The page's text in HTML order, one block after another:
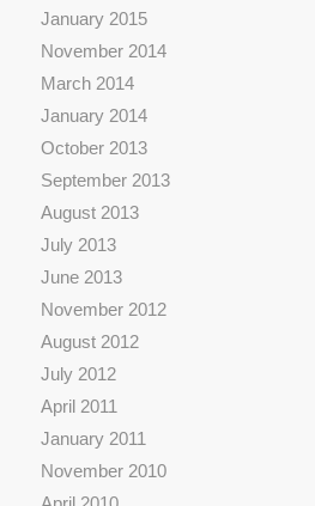
January 2015
November 2014
March 2014
January 2014
October 2013
September 2013
August 2013
July 2013
June 2013
November 2012
August 2012
July 2012
April 2011
January 2011
November 2010